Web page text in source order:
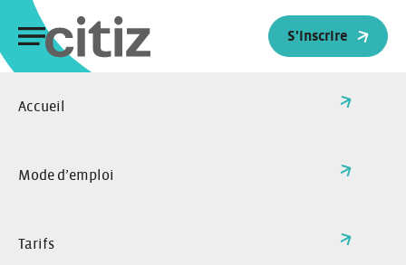
S'inscrire
Accueil
Mode d’emploi
Tarifs
Retour à l'accueil
> Actualités
Panneau de gestion des cookies